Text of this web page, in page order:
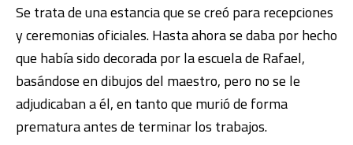
Se trata de una estancia que se creó para recepciones
y ceremonias oficiales. Hasta ahora se daba por hecho
que había sido decorada por la escuela de Rafael,
basándose en dibujos del maestro, pero no se le
adjudicaban a él, en tanto que murió de forma
prematura antes de terminar los trabajos.